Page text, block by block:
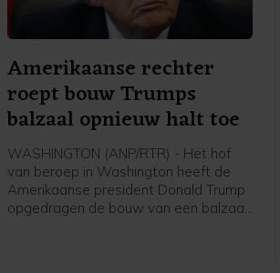
Amerikaanse rechter
roept bouw Trumps
balzaal opnieuw halt toe
WASHINGTON (ANP/RTR) - Het hof
van beroep in Washington heeft de
Amerikaanse president Donald Trump
opgedragen de bouw van een balzaal